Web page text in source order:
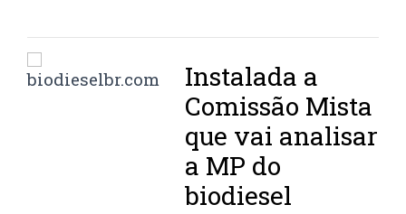
Instalada a
Comissão Mista
que vai analisar
a MP do
biodiesel